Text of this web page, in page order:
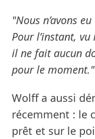
"Nous n’avons
Pour l’instant,
il ne fait aucun
pour le moment."
Wolff a aussi
récemment : le
prêt et sur le